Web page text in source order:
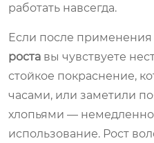
работать навсегда.
Если после применения
роста вы чувствуете
стойкое покраснение,
часами, или заметили
хлопьями —
использование. Рост